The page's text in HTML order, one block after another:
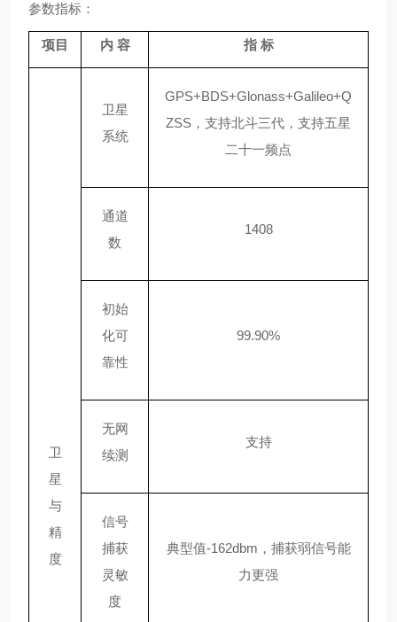
参数指标：
项目 内 容 指 标
卫
星
与
精
度
卫星
系统
GPS+BDS+Glonass+Galileo+Q
ZSS，支持北斗三代，支持五星
二十一频点
通道
数
1408
初始
化可
靠性
99.90%
无网
续测
支持
信号
捕获
灵敏
度
典型值-162dbm，捕获弱信号能
力更强